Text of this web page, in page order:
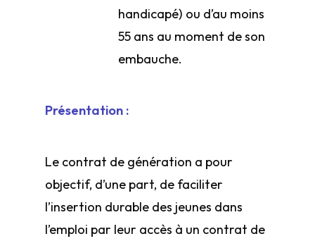
handicapé) ou d’au moins
55 ans au moment de son
embauche.
Présentation :
Le contrat de génération a pour
objectif, d’une part, de faciliter
l’insertion durable des jeunes dans
l’emploi par leur accès à un contrat de